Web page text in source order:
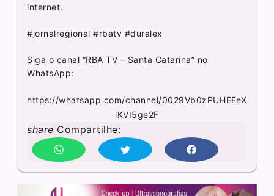
internet.
#jornalregional #rbatv #duralex
Siga o canal “RBA TV – Santa Catarina” no
WhatsApp:
https://whatsapp.com/channel/0029Vb0zPUHEFeX
lKVI5ge2F
share Compartilhe: